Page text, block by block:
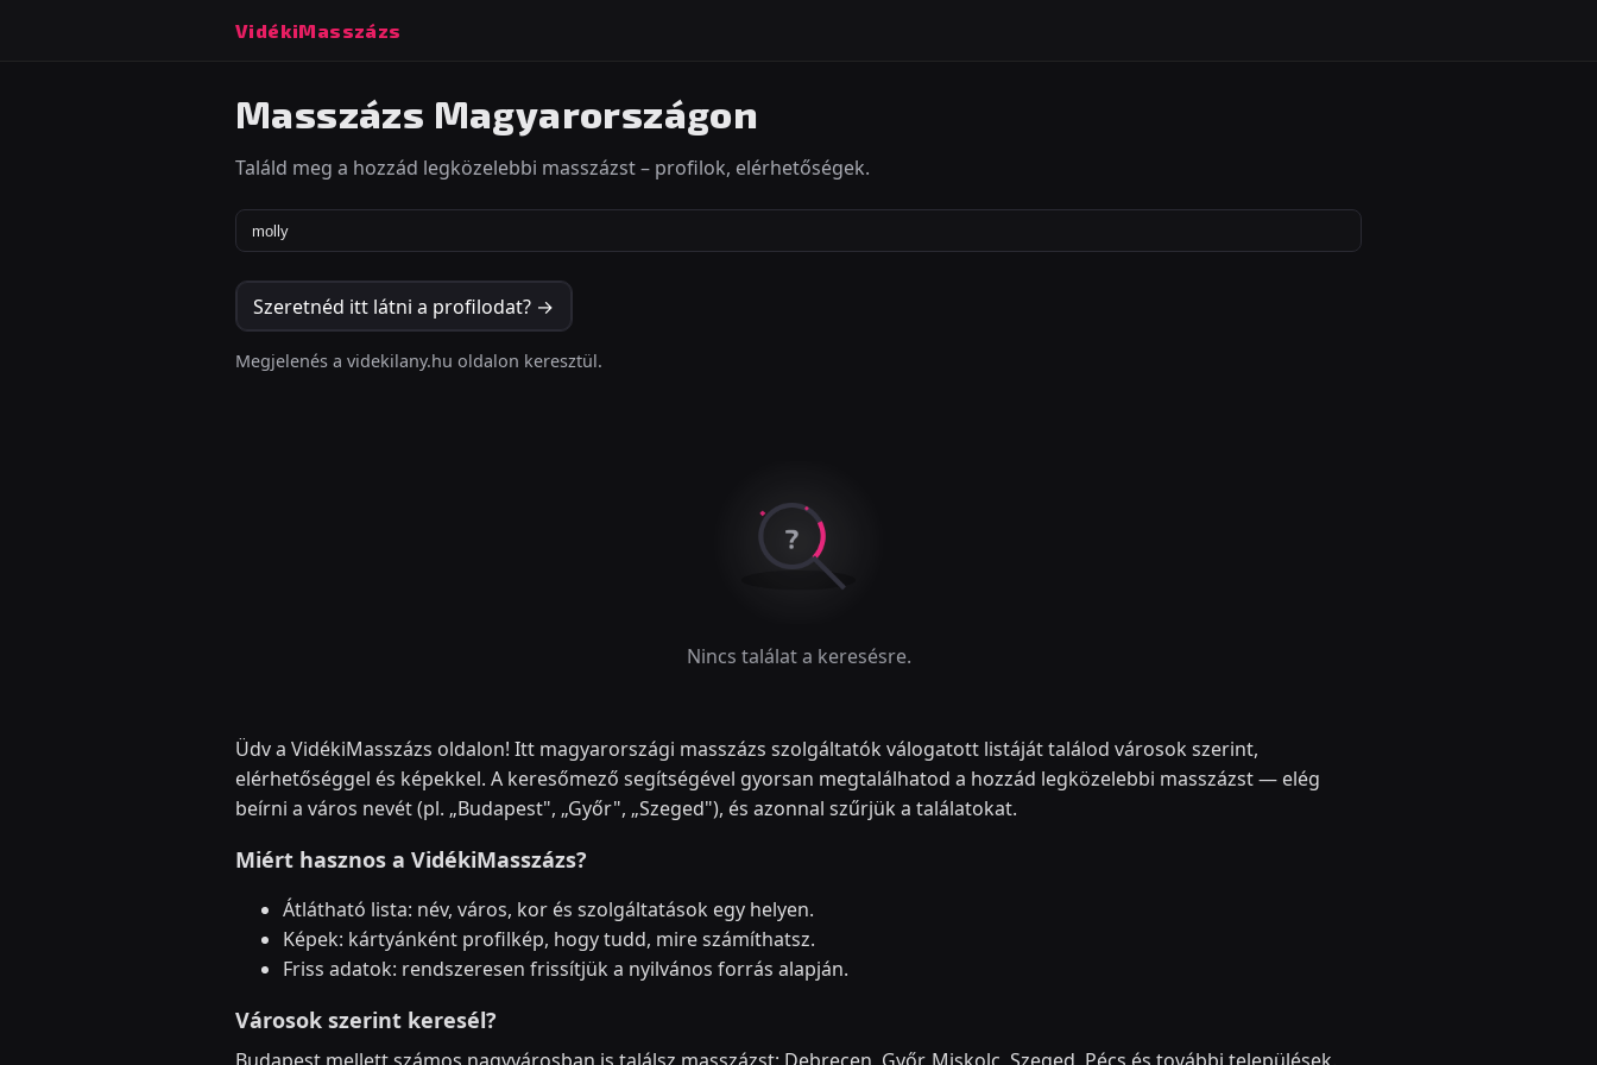
VidékiMasszázs
Masszázs Magyarországon
Találd meg a hozzád legközelebbi masszázst – profilok, elérhetőségek.
Szeretnéd itt látni a profilodat? →
Megjelenés a videkilany.hu oldalon keresztül.
Nincs találat a keresésre.
Üdv a VidékiMasszázs oldalon! Itt magyarországi masszázs szolgáltatók válogatott listáját találod városok szerint,
elérhetőséggel és képekkel. A keresőmező segítségével gyorsan megtalálhatod a hozzád legközelebbi masszázst — elég
beírni a város nevét (pl. „Budapest", „Győr", „Szeged"), és azonnal szűrjük a találatokat.
Miért hasznos a VidékiMasszázs?
Átlátható lista: név, város, kor és szolgáltatások egy helyen.
Képek: kártyánként profilkép, hogy tudd, mire számíthatsz.
Friss adatok: rendszeresen frissítjük a nyilvános forrás alapján.
Városok szerint keresél?